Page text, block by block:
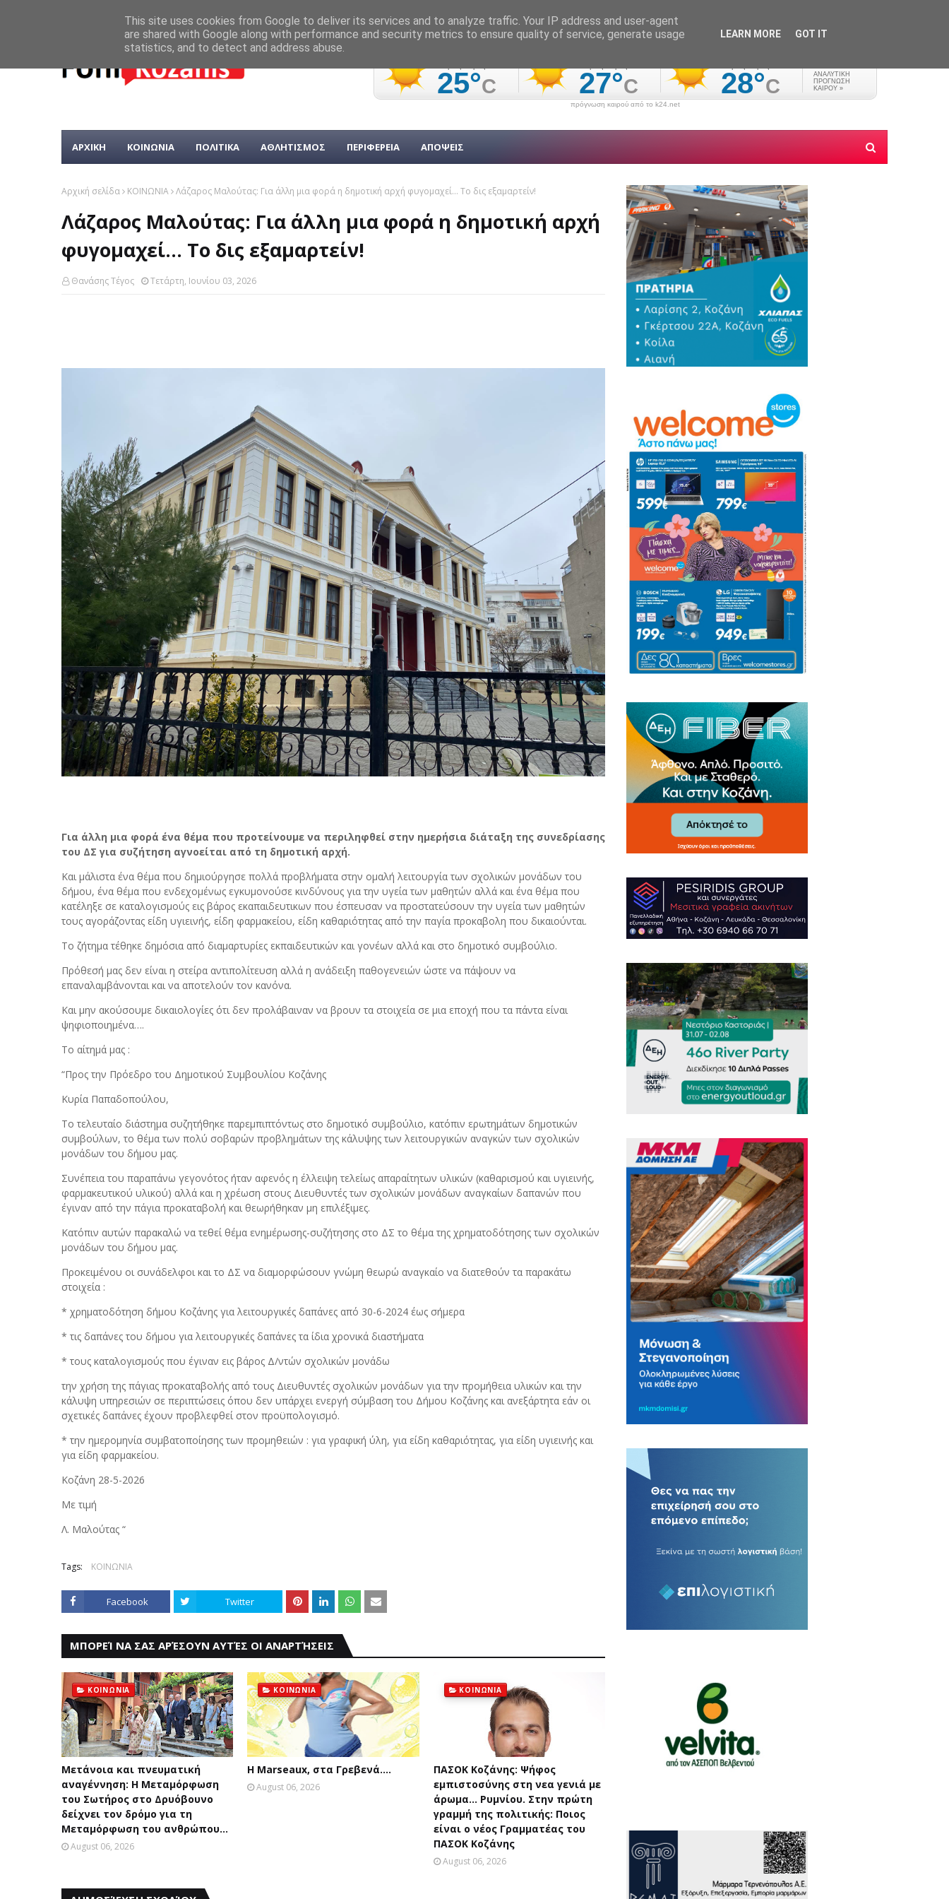
πρόγνωση καιρού από το k24.net
ΑΡΧΙΚΗ ΚΟΙΝΩΝΙΑ ΠΟΛΙΤΙΚΑ ΑΘΛΗΤΙΣΜΟΣ ΠΕΡΙΦΕΡΕΙΑ ΑΠΟΨΕΙΣ
Αρχική σελίδα ΚΟΙΝΩΝΙΑ Λάζαρος Μαλούτας: Για άλλη μια φορά η δημοτική αρχή φυγομαχεί... Το δις εξαμαρτείν!
Λάζαρος Μαλούτας: Για άλλη μια φορά η δημοτική αρχή
φυγομαχεί... Το δις εξαμαρτείν!
Θανάσης Τέγος Τετάρτη, Ιουνίου 03, 2026
Για άλλη μια φορά ένα θέμα που προτείνουμε να περιληφθεί στην ημερήσια διάταξη της συνεδρίασης
του ΔΣ για συζήτηση αγνοείται από τη δημοτική αρχή.
Και μάλιστα ένα θέμα που δημιούργησε πολλά προβλήματα στην ομαλή λειτουργία των σχολικών μονάδων του
δήμου, ένα θέμα που ενδεχομένως εγκυμονούσε κινδύνους για την υγεία των μαθητών αλλά και ένα θέμα που
κατέληξε σε καταλογισμούς εις βάρος εκαπαιδευτικων που έσπευσαν να προστατεύσουν την υγεία των μαθητών
τους αγοράζοντας είδη υγιεινής, είδη φαρμακείου, είδη καθαριότητας από την παγία προκαβολη που δικαιούνται.
Το ζήτημα τέθηκε δημόσια από διαμαρτυρίες εκπαιδευτικών και γονέων αλλά και στο δημοτικό συμβούλιο.
Πρόθεσή μας δεν είναι η στείρα αντιπολίτευση αλλά η ανάδειξη παθογενειών ώστε να πάψουν να
επαναλαμβάνονται και να αποτελούν τον κανόνα.
Και μην ακούσουμε δικαιολογίες ότι δεν προλάβαιναν να βρουν τα στοιχεία σε μια εποχή που τα πάντα είναι
ψηφιοποιημένα….
Το αίτημά μας :
“Προς την Πρόεδρο του Δημοτικού Συμβουλίου Κοζάνης
Κυρία Παπαδοπούλου,
Το τελευταίο διάστημα συζητήθηκε παρεμπιπτόντως στο δημοτικό συμβούλιο, κατόπιν ερωτημάτων δημοτικών
συμβούλων, το θέμα των πολύ σοβαρών προβλημάτων της κάλυψης των λειτουργικών αναγκών των σχολικών
μονάδων του δήμου μας.
Συνέπεια του παραπάνω γεγονότος ήταν αφενός η έλλειψη τελείως απαραίτητων υλικών (καθαρισμού και υγιεινής,
φαρμακευτικού υλικού) αλλά και η χρέωση στους Διευθυντές των σχολικών μονάδων αναγκαίων δαπανών που
έγιναν από την πάγια προκαταβολή και θεωρήθηκαν μη επιλέξιμες.
Κατόπιν αυτών παρακαλώ να τεθεί θέμα ενημέρωσης-συζήτησης στο ΔΣ το θέμα της χρηματοδότησης των σχολικών
μονάδων του δήμου μας.
Προκειμένου οι συνάδελφοι και το ΔΣ να διαμορφώσουν γνώμη θεωρώ αναγκαίο να διατεθούν τα παρακάτω
στοιχεία :
* χρηματοδότηση δήμου Κοζάνης για λειτουργικές δαπάνες από 30-6-2024 έως σήμερα
* τις δαπάνες του δήμου για λειτουργικές δαπάνες τα ίδια χρονικά διαστήματα
* τους καταλογισμούς που έγιναν εις βάρος Δ/ντών σχολικών μονάδω
την χρήση της πάγιας προκαταβολής από τους Διευθυντές σχολικών μονάδων για την προμήθεια υλικών και την
κάλυψη υπηρεσιών σε περιπτώσεις όπου δεν υπάρχει ενεργή σύμβαση του Δήμου Κοζάνης και ανεξάρτητα εάν οι
σχετικές δαπάνες έχουν προβλεφθεί στον προϋπολογισμό.
* την ημερομηνία συμβατοποίησης των προμηθειών : για γραφική ύλη, για είδη καθαριότητας, για είδη υγιεινής και
για είδη φαρμακείου.
Κοζάνη 28-5-2026
Με τιμή
Λ. Μαλούτας “
Tags: ΚΟΙΝΩΝΙΑ
Facebook Twitter
ΜΠΟΡΕΊ ΝΑ ΣΑΣ ΑΡΈΣΟΥΝ ΑΥΤΈΣ ΟΙ ΑΝΑΡΤΉΣΕΙΣ
ΚΟΙΝΩΝΙΑ
Μετάνοια και πνευματική
αναγέννηση: Η Μεταμόρφωση
του Σωτήρος στο Δρυόβουνο
δείχνει τον δρόμο για τη
Μεταμόρφωση του ανθρώπου...
August 06, 2026
ΚΟΙΝΩΝΙΑ
Η Marseaux, στα Γρεβενά….
August 06, 2026
ΚΟΙΝΩΝΙΑ
ΠΑΣΟΚ Κοζάνης: Ψήφος
εμπιστοσύνης στη νεα γενιά με
άρωμα... Ρυμνίου. Στην πρώτη
γραμμή της πολιτικής: Ποιος
είναι ο νέος Γραμματέας του
ΠΑΣΟΚ Κοζάνης
August 06, 2026
This site uses cookies from Google to deliver its services and to analyze traffic. Your IP address and user-agent
are shared with Google along with performance and security metrics to ensure quality of service, generate usage
statistics, and to detect and address abuse.
LEARN MORE GOT IT